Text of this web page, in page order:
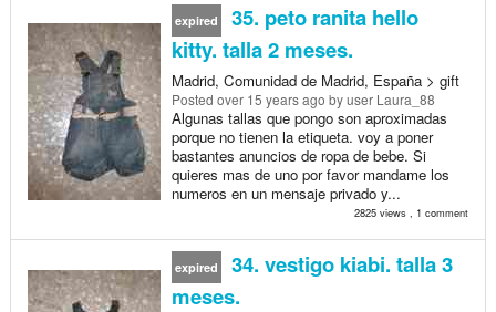
expired
35. peto ranita hello
kitty. talla 2 meses.
Madrid, Comunidad de Madrid, España > gift
Posted over 15 years ago by user Laura_88
Algunas tallas que pongo son aproximadas
porque no tienen la etiqueta. voy a poner
bastantes anuncios de ropa de bebe. Si
quieres mas de uno por favor mandame los
numeros en un mensaje privado y...
2825 views , 1 comment
expired
34. vestigo kiabi. talla 3
meses.